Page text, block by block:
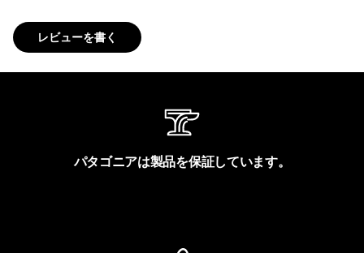
レビューを書く
パタゴニアは製品を保証しています。